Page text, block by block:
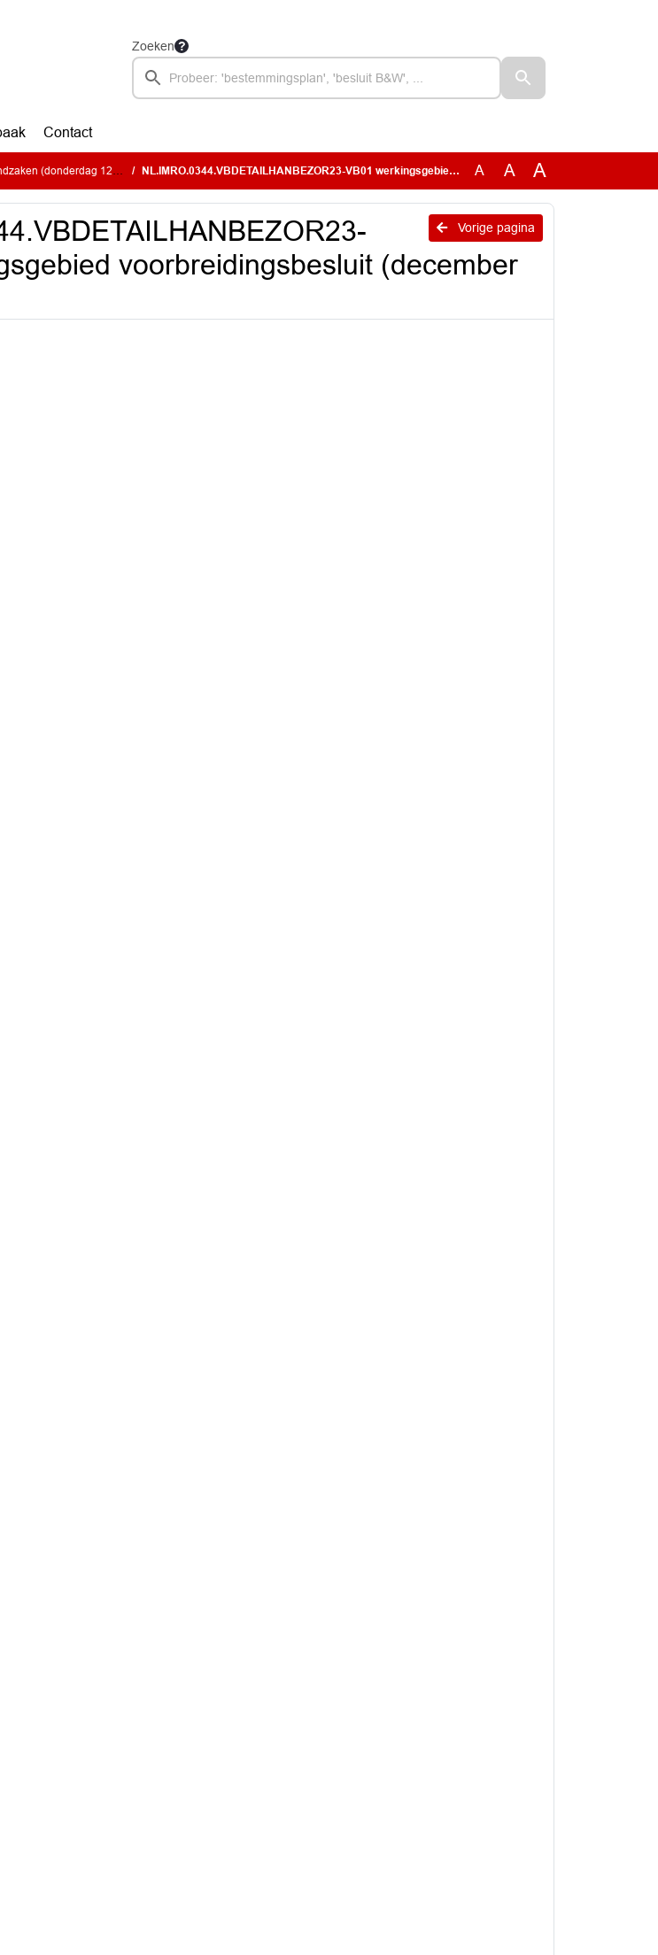
Zoeken
Contact
12 januari 2023) NL.IMRO.0344.VBDETAILHANBEZOR23-VB01 werkingsgebied voorbreidingsbesluit (december 2022).pdf A A A
Vorige pagina
voorbreidingsbesluit (december